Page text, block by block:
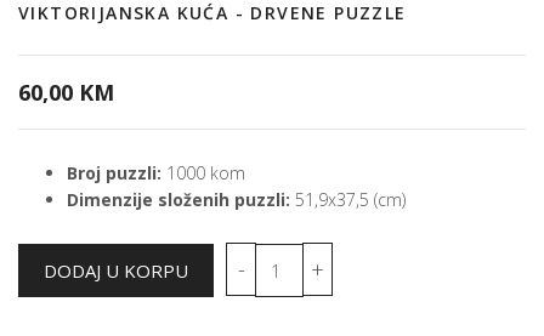
VIKTORIJANSKA KUĆA - DRVENE PUZZLE
60,00 KM
Broj puzzli: 1000 kom
Dimenzije složenih puzzli: 51,9x37,5 (cm)